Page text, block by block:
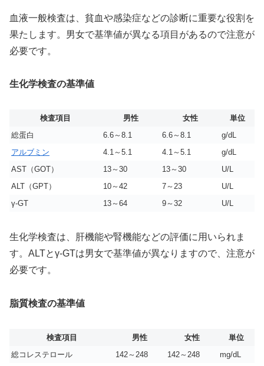
血液一般検査は、貧血や感染症などの診断に重要な役割を
果たします。男女で基準値が異なる項目があるので注意が
必要です。
生化学検査の基準値
検査項目 男性 女性
単位
総蛋白
6.6～8.1 6.6～8.1
g/dL
アルブミン
4.1～5.1 4.1～5.1
g/dL
AST（GOT）
13～30 13～30
U/L
ALT（GPT）
10～42 7～23
U/L
γ-GT
13～64 9～32 U/L
生化学検査は、肝機能や腎機能などの評価に用いられま
す。ALTとγ-GTは男女で基準値が異なりますので、注意が
必要です。
脂質検査の基準値
検査項目 男性 女性
単位
総コレステロール
142～248 142～248
mg/dL